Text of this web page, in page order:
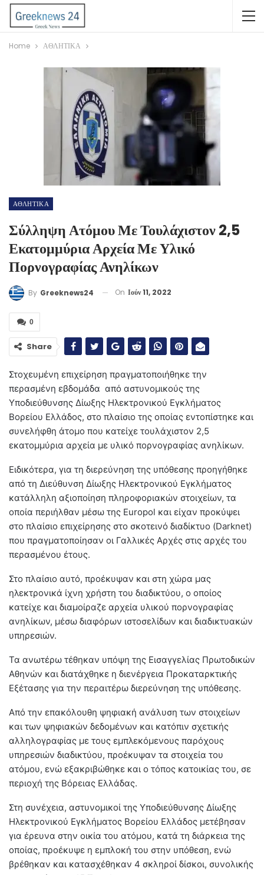
Home ΑΘΛΗΤΙΚΑ
ΑΘΛΗΤΙΚΑ
Σύλληψη Ατόμου Με Τουλάχιστον 2,5
Εκατομμύρια Αρχεία Με Υλικό
Πορνογραφίας Ανηλίκων
By Greeknews24 On Ιούν 11, 2022
0
Share
Στοχευμένη επιχείρηση πραγματοποιήθηκε την
περασμένη εβδομάδα από αστυνομικούς της
Υποδιεύθυνσης Δίωξης Ηλεκτρονικού Εγκλήματος
Βορείου Ελλάδος, στο πλαίσιο της οποίας εντοπίστηκε και
συνελήφθη άτομο που κατείχε τουλάχιστον 2,5
εκατομμύρια αρχεία με υλικό πορνογραφίας ανηλίκων.
Ειδικότερα, για τη διερεύνηση της υπόθεσης προηγήθηκε
από τη Διεύθυνση Δίωξης Ηλεκτρονικού Εγκλήματος
κατάλληλη αξιοποίηση πληροφοριακών στοιχείων, τα
οποία περιήλθαν μέσω της Europol και είχαν προκύψει
στο πλαίσιο επιχείρησης στο σκοτεινό διαδίκτυο (Darknet)
που πραγματοποίησαν οι Γαλλικές Αρχές στις αρχές του
περασμένου έτους.
Στο πλαίσιο αυτό, προέκυψαν και στη χώρα μας
ηλεκτρονικά ίχνη χρήστη του διαδικτύου, ο οποίος
κατείχε και διαμοίραζε αρχεία υλικού πορνογραφίας
ανηλίκων, μέσω διαφόρων ιστοσελίδων και διαδικτυακών
υπηρεσιών.
Τα ανωτέρω τέθηκαν υπόψη της Εισαγγελίας Πρωτοδικών
Αθηνών και διατάχθηκε η διενέργεια Προκαταρκτικής
Εξέτασης για την περαιτέρω διερεύνηση της υπόθεσης.
Από την επακόλουθη ψηφιακή ανάλυση των στοιχείων
και των ψηφιακών δεδομένων και κατόπιν σχετικής
αλληλογραφίας με τους εμπλεκόμενους παρόχους
υπηρεσιών διαδικτύου, προέκυψαν τα στοιχεία του
ατόμου, ενώ εξακριβώθηκε και ο τόπος κατοικίας του, σε
περιοχή της Βόρειας Ελλάδας.
Στη συνέχεια, αστυνομικοί της Υποδιεύθυνσης Δίωξης
Ηλεκτρονικού Εγκλήματος Βορείου Ελλάδος μετέβησαν
για έρευνα στην οικία του ατόμου, κατά τη διάρκεια της
οποίας, προέκυψε η εμπλοκή του στην υπόθεση, ενώ
βρέθηκαν και κατασχέθηκαν 4 σκληροί δίσκοι, συνολικής